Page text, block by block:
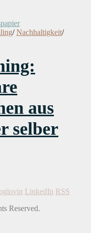
/ Nachhaltigkeit/
aus
selber
LinkedIn RSS
Reserved.